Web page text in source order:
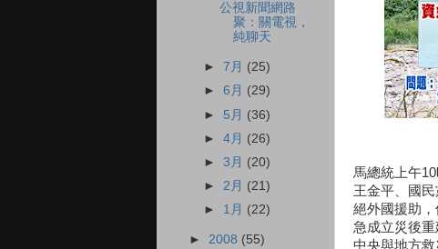
馬總統上午
王金平、國
絕外國援助
急成立災後
中央與地方救
公視新聞網路
聚：關電視，
純聊天
►7月 (25)
►6月 (29)
► 5月 (36)
►4月 (26)
►3月 (20)
► 2月 (21)
► 1月 (22)
► 2008 (55)